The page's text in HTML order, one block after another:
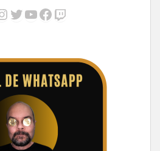
Twitter
Youtube
Facebook
Twitch